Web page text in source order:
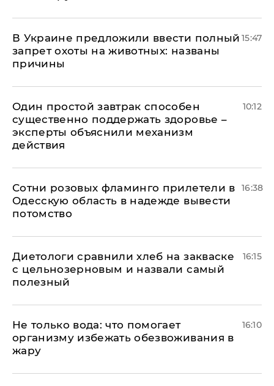
В Украине предложили ввести полный
запрет охоты на животных: названы
причины
15:47
Один простой завтрак способен
существенно поддержать здоровье –
эксперты объяснили механизм
действия
10:12
Сотни розовых фламинго прилетели в
Одесскую область в надежде вывести
потомство
16:38
Диетологи сравнили хлеб на закваске
с цельнозерновым и назвали самый
полезный
16:15
Не только вода: что помогает
организму избежать обезвоживания в
жару
16:10